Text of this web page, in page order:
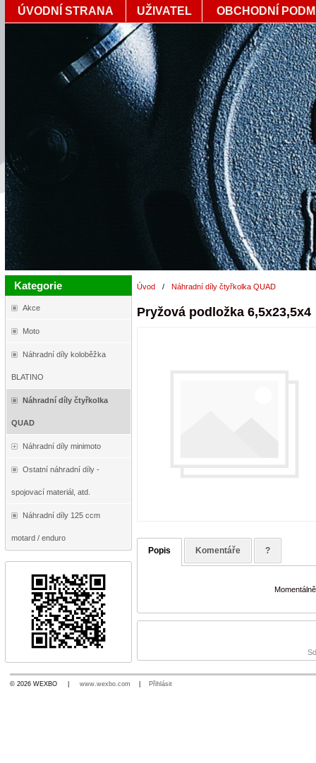
ÚVODNÍ STRANA UŽIVATEL OBCHODNÍ
Kategorie
Akce
Moto
Náhradní díly koloběžka
BLATINO
Náhradní díly čtyřkolka
QUAD
Náhradní díly minimoto
Ostatní náhradní díly -
spojovací materiál, atd.
Náhradní díly 125 ccm
motard / enduro
Úvod / Náhradní díly čtyřkolka QUAD
Pryžová podložka 6,5x23,5x4
Popis Komentáře ?
© 2026 WEXBO | www.wexbo.com Přihlásit